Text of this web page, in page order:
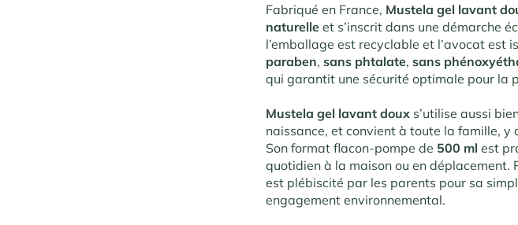
Fabriqué en France, Mustela gel lavant
naturelle et s’inscrit dans une démarche
l’emballage est recyclable et l’avocat est
paraben,sans phtalate,sans
qui garantit une sécurité optimale pour la
Mustela gel lavant doux s’utilise aussi
naissance, et convient à toute la famille,
Son format flacon-pompe de 500 ml est
quotidien à la maison ou en déplacement.
est plébiscité par les parents pour sa
engagement environnemental.